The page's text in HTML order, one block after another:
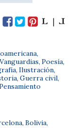
,
Vanguardias, Poesía,
, Ilustración,
, Guerra civil,
, Bolivia,